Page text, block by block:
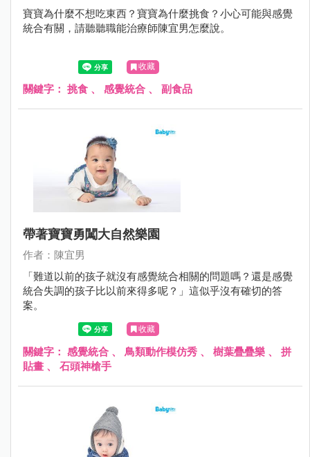
寶寶為什麼不想吃東西？寶寶為什麼挑食？小心可能與感覺
統合有關，請聽聽職能治療師陳宜男怎麼說。
收藏
關鍵字： 挑食 、 感覺統合 、 副食品
帶著寶寶勇闖大自然樂園
作者：陳宜男
「難道以前的孩子就沒有感覺統合相關的問題嗎？還是感覺
統合失調的孩子比以前來得多呢？」這似乎沒有確切的答
案。
收藏
關鍵字： 感覺統合 、 鳥類動作模仿秀 、 樹葉疊疊樂 、 拼
貼畫 、 石頭神槍手